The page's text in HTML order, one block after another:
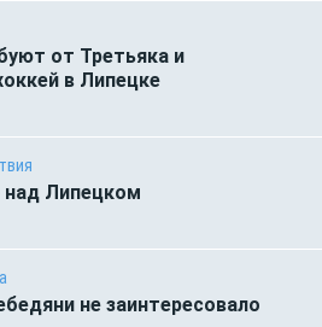
от Третьяка и
в Липецке
над Липецком
не заинтересовало